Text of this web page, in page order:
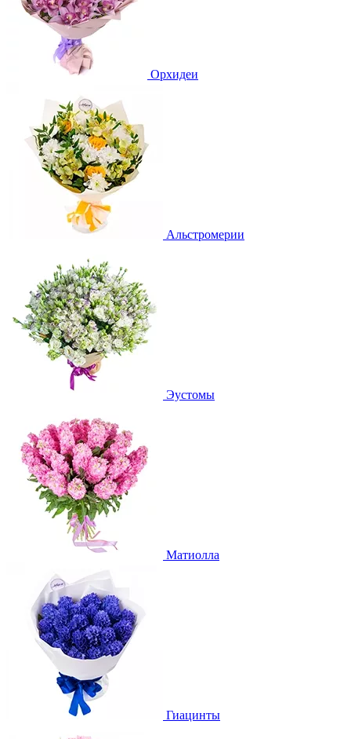
Орхидеи
Альстромерии
Эустомы
Матиолла
Гиацинты